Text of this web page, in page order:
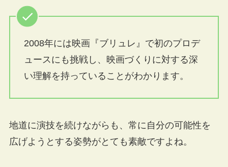
2008年には映画『ブリュレ』で初のプロデ
ュースにも挑戦し、映画づくりに対する深
い理解を持っていることがわかります。
地道に演技を続けながらも、常に自分の可能性を
広げようとする姿勢がとても素敵ですよね。